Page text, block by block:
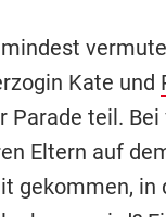
Kate und
Parade teil.
Eltern auf
gekommen, in